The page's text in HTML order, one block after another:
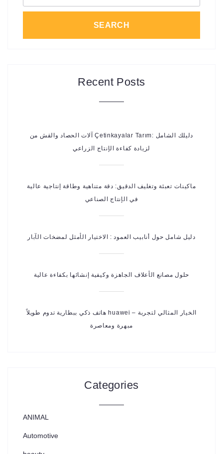
SEARCH
Recent Posts
آلات الحصاد والقش من Çetinkayalar Tarım: دليلك الشامل
لزيادة كفاءة الإنتاج الزراعي
ماكينات تعبئة وتغليف الدقيق: دقة متناهية وطاقة إنتاجية عالية
في الإنتاج الصناعي
دليل شامل حول أنابيب العمود : الاختيار الأمثل لمضخات الآبار
حلول مصانع الأعلاف الجاهزة وكيفية إنشائها بكفاءة عالية
هاتف ذكي ببطارية تدوم طويلاً huawei – الخيار المثالي لتجربة
مبهرة ومعاصرة
Categories
ANIMAL
Automotive